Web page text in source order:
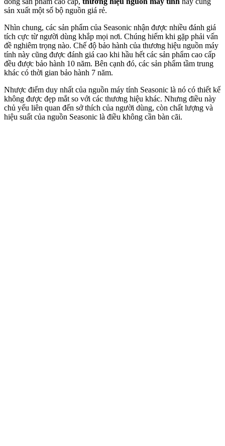
sản xuất một số bộ nguồn giá rẻ.
Nhìn chung, các sản phẩm của Seasonic nhận được nhiều đánh giá
tích cực từ người dùng khắp mọi nơi. Chúng hiếm khi gặp phải vấn
đề nghiêm trọng nào. Chế độ bảo hành của thương hiệu nguồn máy
tính này cũng được đánh giá cao khi hầu hết các sản phẩm cao cấp
đều được bảo hành 10 năm. Bên cạnh đó, các sản phẩm tầm trung
khác có thời gian bảo hành 7 năm.
Nhược điểm duy nhất của nguồn máy tính Seasonic là nó có thiết kế
không được đẹp mắt so với các thương hiệu khác. Nhưng điều này
chủ yếu liên quan đến sở thích của người dùng, còn chất lượng và
hiệu suất của nguồn Seasonic là điều không cần bàn cãi.